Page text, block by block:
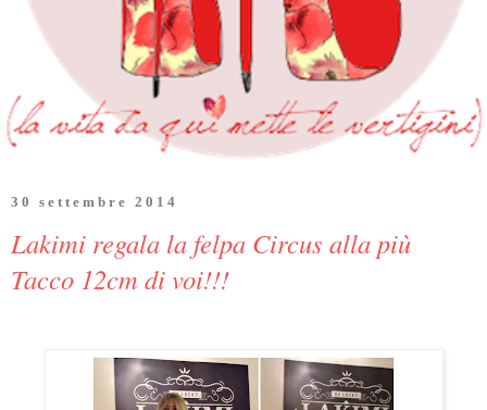
30 settembre 2014
Lakimi regala la felpa Circus alla più
Tacco 12cm di voi!!!